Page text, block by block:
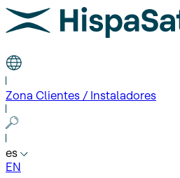
Zona Clientes / Instaladores
es
EN